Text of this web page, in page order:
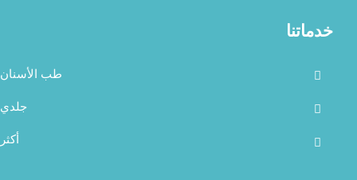
خدماتنا
طب الأسنان
جلدي
أكثر